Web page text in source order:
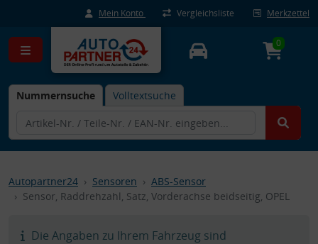
Mein Konto Vergleichsliste Merkzettel
Nummernsuche Volltextsuche
0
Autopartner24 Sensoren
ABS-Sensor
Sensor, Raddrehzahl, Satz, Vorderachse beidseitig, OPEL
Die Angaben zu Ihrem Fahrzeug sind